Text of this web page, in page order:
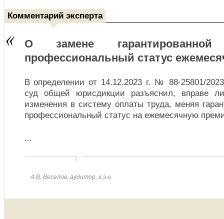
Комментарий эксперта
О замене
профессиональный статус
В определении от 14.12.2023 г. № 88-25801/
суд общей юрисдикции разъяснил, вправе ли
изменения в систему оплаты труда, меняя
профессиональный статус на ежемесячную
...
А.В. Веселов, аудитор, к.э.н.